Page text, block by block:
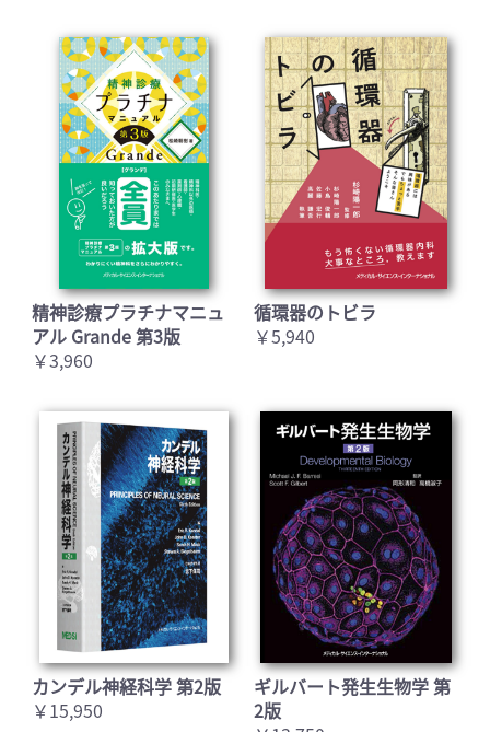
精神診療プラチナマニュ
アル Grande 第3版
￥3,960
循環器のトビラ
￥5,940
カンデル神経科学 第2版
￥15,950
ギルバート発生生物学 第
2版